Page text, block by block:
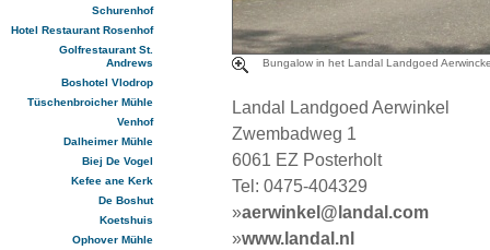
Schurenhof
Hotel Restaurant Rosenhof
Golfrestaurant St.
Andrews
Boshotel Vlodrop
Tüschenbroicher Mühle
Venhof
Dalheimer Mühle
Biej De Vogel
Kefee ane Kerk
De Boshut
Koetshuis
Ophover Mühle
Bungalow in het Landal Landgoed
Landal Landgoed Aerwinkel
Zwembadweg 1
6061 EZ Posterholt
Tel: 0475-404329
»aerwinkel@landal.com
»www.landal.nl